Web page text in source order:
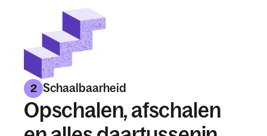
2 Schaalbaarheid
Opschalen, afschalen